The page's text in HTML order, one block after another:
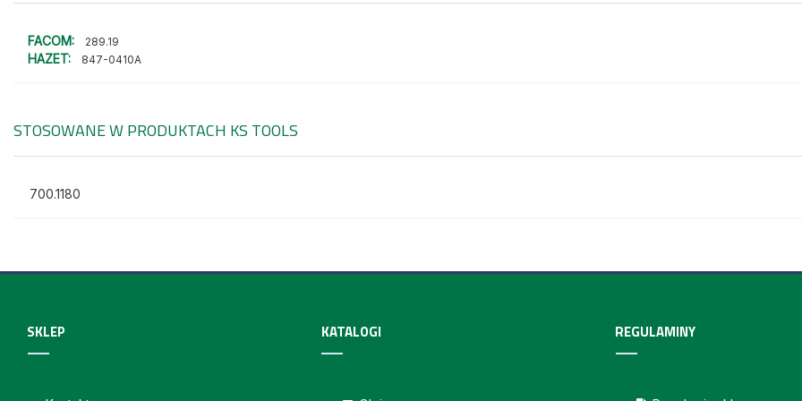
FACOM: 289.19
HAZET: 847-0410A
STOSOWANE W PRODUKTACH KS TOOLS
700.1180
SKLEP KATALOGI REGULAMINY